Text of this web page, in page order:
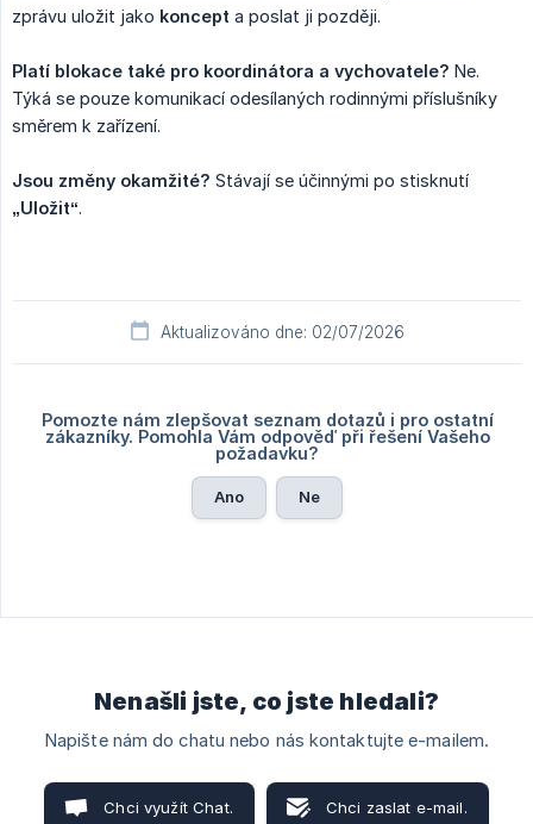
zprávu uložit jako koncept a poslat ji později.
Platí blokace také pro koordinátora a vychovatele? Ne.
Týká se pouze komunikací odesílaných rodinnými příslušníky
směrem k zařízení.
Jsou změny okamžité? Stávají se účinnými po stisknutí
„Uložit“.
Aktualizováno dne: 02/07/2026
Pomozte nám zlepšovat seznam dotazů i pro ostatní
zákazníky. Pomohla Vám odpověď při řešení Vašeho
požadavku?
Ano Ne
Nenašli jste, co jste hledali?
Napište nám do chatu nebo nás kontaktujte e-mailem.
Chci využít Chat. Chci zaslat e-mail.